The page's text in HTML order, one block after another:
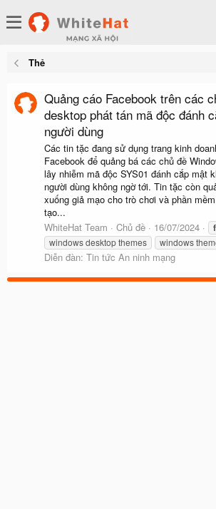
Thẻ
Quảng cáo Facebook trên các
desktop phát tán mã độc đánh
người dùng
Các tin tặc đang sử dụng trang kinh
Facebook để quảng bá các chủ đề
lây nhiễm mã độc SYS01 đánh cắp mật
người dùng không ngờ tới. Tin tặc còn
xuống giả mạo cho trò chơi và phần
tạo...
WhiteHat Team
Chủ đề 16/07/2024
windows desktop themes windows
Diễn đàn: Tin tức An ninh mạng